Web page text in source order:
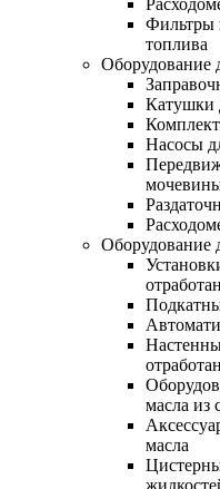
Фильтры
топлива
Оборудование
Катушки
Насосы
Оборудование
масла из
масла